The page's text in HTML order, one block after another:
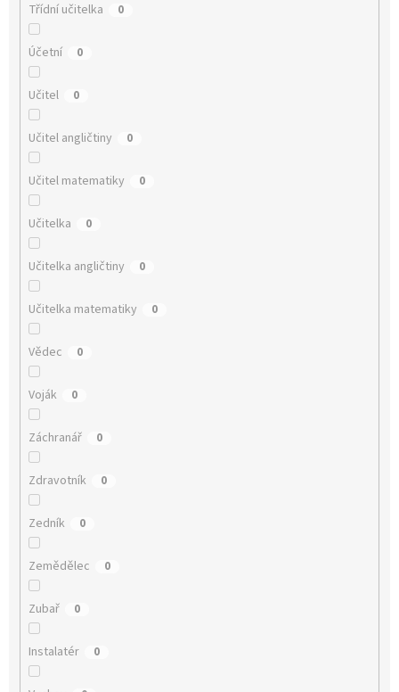
Třídní učitelka 0
Účetní 0
Učitel 0
Učitel angličtiny 0
Učitel matematiky 0
Učitelka 0
Učitelka angličtiny 0
Učitelka matematiky 0
Vědec 0
Voják 0
Záchranář 0
Zdravotník 0
Zedník 0
Zemědělec 0
Zubař 0
Instalatér 0